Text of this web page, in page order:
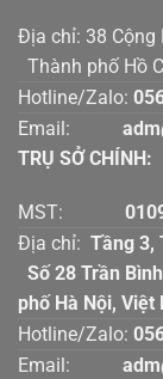
Địa chỉ: 38
Thành phố Hồ
Hotline/Zalo:
Email:
TRỤ SỞ CHÍNH:
MST:
Địa chỉ: Tầng
Số 28 Trần
phố Hà Nội, Việt
Hotline/Zalo:
Email: